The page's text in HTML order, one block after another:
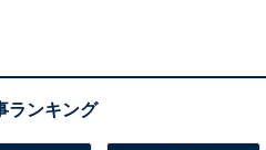
です。さらに、外側のゴム
め、中身をしっかりとまと
ができます。